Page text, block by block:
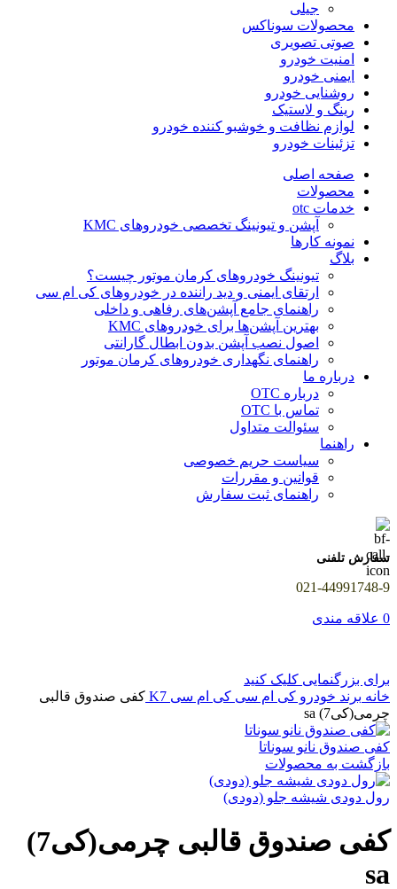
جیلی
محصولات سوناکس
صوتی تصویری
امنیت خودرو
ایمنی خودرو
روشنایی خودرو
رینگ و لاستیک
لوازم نظافت و خوشبو کننده خودرو
تزئینات خودرو
صفحه اصلی
محصولات
خدمات otc
آپشن و تیونینگ تخصصی خودروهای KMC
نمونه کارها
بلاگ
تیونینگ خودروهای کرمان موتور چیست؟
ارتقای ایمنی و دید راننده در خودروهای کی ام سی
راهنمای جامع آپشن‌های رفاهی و داخلی
بهترین آپشن‌ها برای خودروهای KMC
اصول نصب آپشن بدون ابطال گارانتی
راهنمای نگهداری خودروهای کرمان موتور
درباره ما
درباره OTC
تماس با OTC
سئوالت متداول
راهنما
سیاست حریم خصوصی
قوانین و مقررات
راهنمای ثبت سفارش
سفارش تلفنی
021-44991748-9
0 علاقه مندی
برای بزرگنمایی کلیک کنید
خانه برند خودرو کی ام سی کی ام سی K7
کفی صندوق قالبی
چرمی(کی7) sa
کفی صندوق نانو سوناتا
بازگشت به محصولات
رول دودی شیشه جلو (دودی)
کفی صندوق قالبی چرمی(کی7)
sa